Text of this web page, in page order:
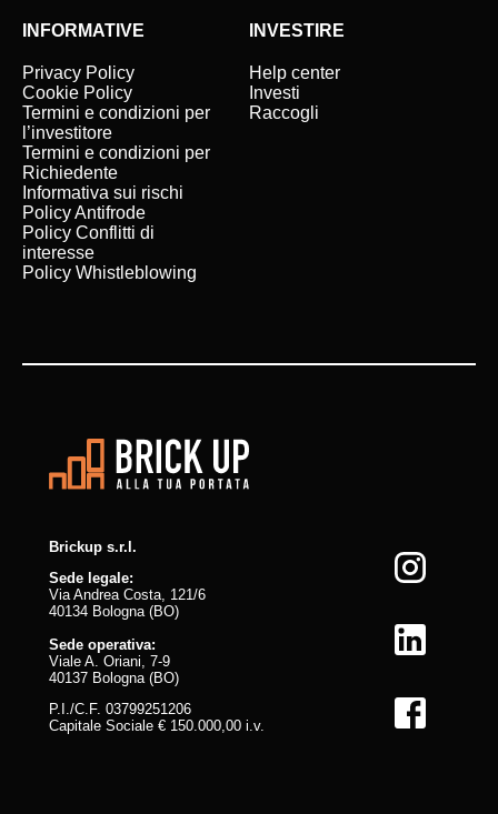
Brickup s.r.l.
Sede legale:
Via Andrea Costa, 121/6
40134 Bologna (BO)
Sede operativa:
Viale A. Oriani, 7-9
40137 Bologna (BO)
P.I./C.F. 03799251206
Capitale Sociale € 150.000,00 i.v.
INFORMATIVE
Privacy Policy
Cookie Policy
Termini e condizioni per
l’investitore
Termini e condizioni per
Richiedente
Informativa sui rischi
Policy Antifrode
Policy Conflitti di
interesse
Policy Whistleblowing
INVESTIRE
Help center
Investi
Raccogli